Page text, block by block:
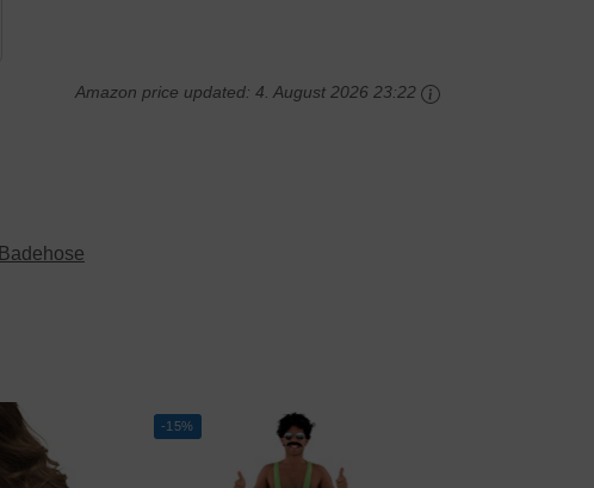
Amazon price updated:4. August 2026 23:22
Badehose
-15%